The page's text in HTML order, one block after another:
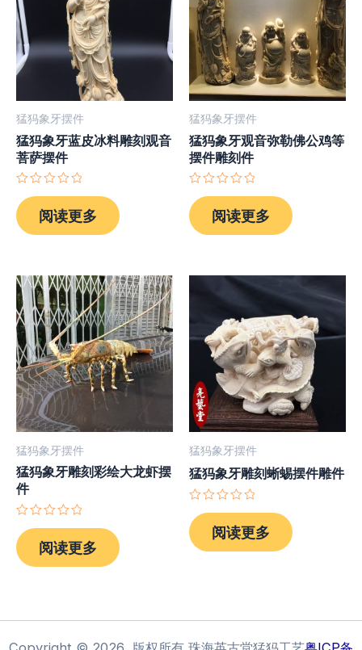
猛犸象牙摆件
猛犸象牙蓝皮冰料雕刻观音
菩萨摆件
评
分
0
&sol;
阅读更多
猛犸象牙摆件
猛犸象牙观音弥勒佛公鸡等
摆件雕刻件
评
分
0
&sol;
阅读更多
猛犸象牙摆件
猛犸象牙雕刻彩绘大龙虾摆
件
分
0
&sol;
阅读更多
猛犸象牙摆件
猛犸象牙雕刻蜥蜴摆件雕件
分
0
&sol;
阅读更多